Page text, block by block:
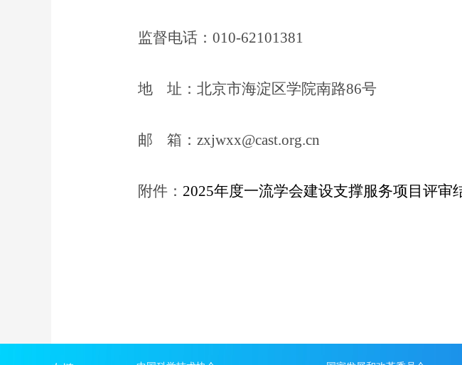
监督电话：010-62101381
地 址：北京市海淀区学院南路86号
邮 箱：zxjwxx@cast.org.cn
附件： 2025年度一流学会建设支撑服务项目评审